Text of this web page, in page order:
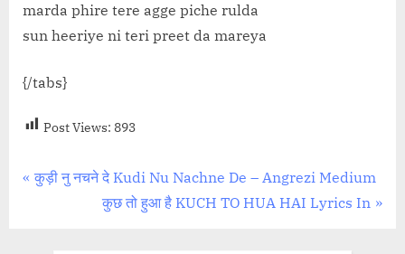
marda phire tere agge piche rulda
sun heeriye ni teri preet da mareya
{/tabs}
Post Views: 893
Post
navigation
P
कुड़ी नु नचने दे Kudi Nu Nachne De – Angrezi Medium
N
कुछ तो हुआ है KUCH TO HUA HAI Lyrics In